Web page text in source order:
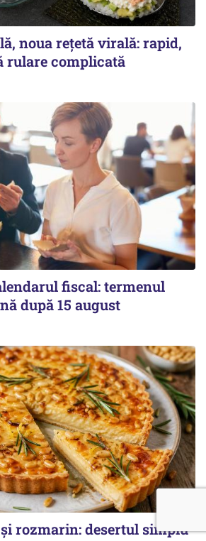
noua rețetă virală: rapid,
rulare complicată
fiscal: termenul
după 15 august
rozmarin: desertul simplu